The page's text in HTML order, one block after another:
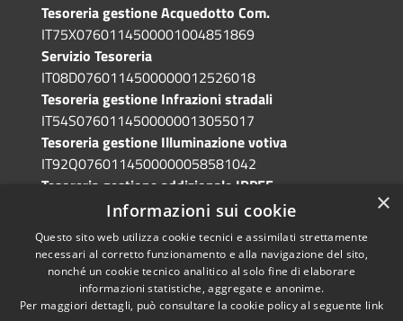
Tesoreria gestione Acquedotto Com.
IT75X0760114500001004851869
Servizio Tesoreria
IT08D0760114500000012526018
Tesoreria gestione Infrazioni stradali
IT54S0760114500000013055017
Tesoreria gestione Illuminazione votiva
IT92Q0760114500000058581042
Tesoreria gestione addizionale IRPEF
IT71A0760114500000086341765
Accessibilità
Copyright © 2026 • Comune di
Grotte di Castro • Powered by
×
Informazioni sui cookie
Questo sito web utilizza cookie tecnici e assimilati strettamente
necessari al corretto funzionamento e alla navigazione del sito,
nonché un cookie tecnico analitico al solo fine di elaborare
informazioni statistiche, aggregate e anonime.
Per maggiori dettagli, può consultare la cookie policy al seguente link